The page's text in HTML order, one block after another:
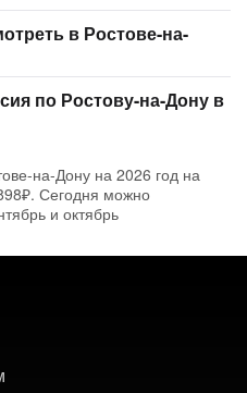
в Ростове-на-
по Ростову-на-Дону в
на-Дону на 2026 год на
Сегодня можно
и октябрь